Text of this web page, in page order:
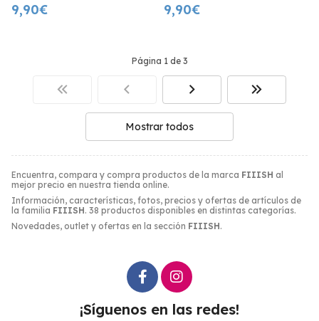
Encuentra, compara y compra productos de la marca FIIISH al
mejor precio en nuestra tienda online.
Información, características, fotos, precios y ofertas de artículos de
la familia FIIISH. 38 productos disponibles en distintas categorías.
Novedades, outlet y ofertas en la sección FIIISH.
9,90€ 9,90€
Página 1 de 3
Mostrar todos
¡Síguenos en las redes!